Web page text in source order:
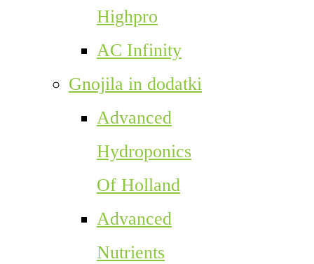
Highpro
AC Infinity
Gnojila in dodatki
Advanced
Hydroponics
Of Holland
Advanced
Nutrients